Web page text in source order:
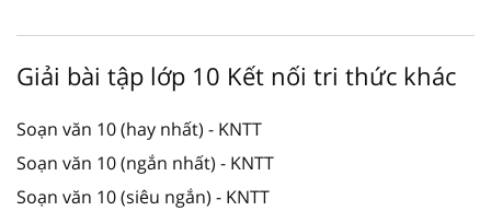
Giải bài tập lớp 10 Kết nối tri thức khác
Soạn văn 10 (hay nhất) - KNTT
Soạn văn 10 (ngắn nhất) - KNTT
Soạn văn 10 (siêu ngắn) - KNTT